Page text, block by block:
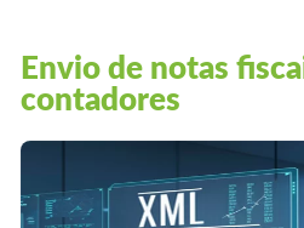
Envio de notas
contadores